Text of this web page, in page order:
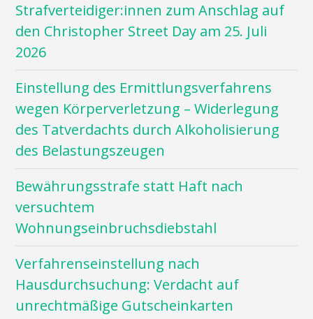
Strafverteidiger:innen zum Anschlag auf
den Christopher Street Day am 25. Juli
2026
Einstellung des Ermittlungsverfahrens
wegen Körperverletzung – Widerlegung
des Tatverdachts durch Alkoholisierung
des Belastungszeugen
Bewährungsstrafe statt Haft nach
versuchtem
Wohnungseinbruchsdiebstahl
Verfahrenseinstellung nach
Hausdurchsuchung: Verdacht auf
unrechtmäßige Gutscheinkarten